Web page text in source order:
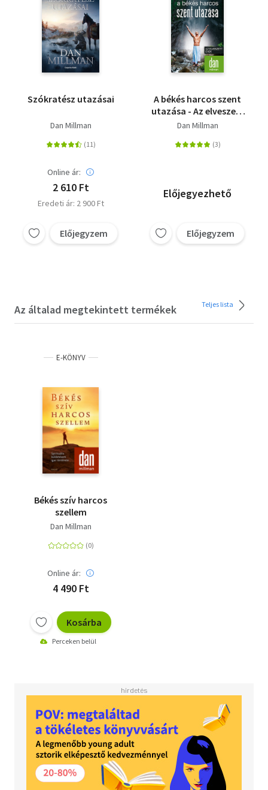
Szókratész utazásai
Dan Millman
Online ár:
2 610 Ft
Eredeti ár: 2 900 Ft
Előjegyzem
A békés harcos szent
utazása - Az elveszett
évek
Dan Millman
Előjegyezhető
Előjegyzem
Az általad megtekintett termékek Teljes lista
E-KÖNYV
Békés szív harcos
szellem
Dan Millman
Online ár:
4 490 Ft
Kosárba
Perceken belül